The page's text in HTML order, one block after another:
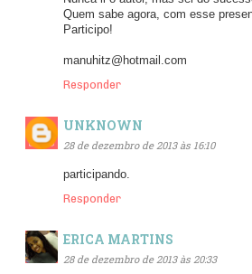
Quem sabe agora, com esse
Participo!
manuhitz@hotmail.com
Responder
UNKNOWN
28 de dezembro de 2013 às 16:10
participando.
Responder
ERICA MARTINS
28 de dezembro de 2013 às 20:33